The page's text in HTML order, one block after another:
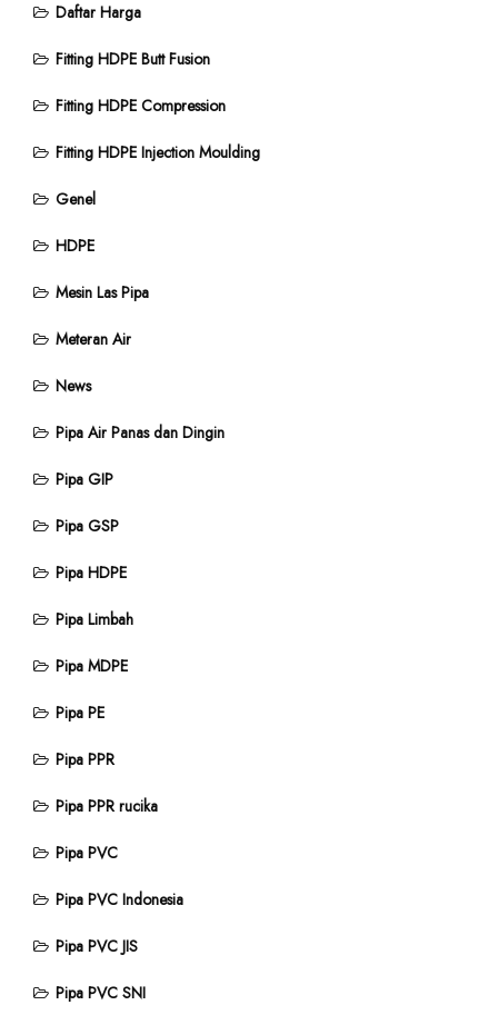
Daftar Harga
Fitting HDPE Butt Fusion
Fitting HDPE Compression
Fitting HDPE Injection Moulding
Genel
HDPE
Mesin Las Pipa
Meteran Air
News
Pipa Air Panas dan Dingin
Pipa GIP
Pipa GSP
Pipa HDPE
Pipa Limbah
Pipa MDPE
Pipa PE
Pipa PPR
Pipa PPR rucika
Pipa PVC
Pipa PVC Indonesia
Pipa PVC JIS
Pipa PVC SNI